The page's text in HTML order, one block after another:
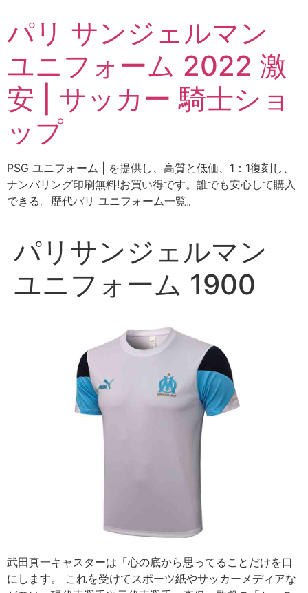
テ
ツ
に
ス
パリ サンジェルマン
ユニフォーム 2022 激
安 | サッカー 騎士ショ
ップ
PSG ユニフォーム | を提供し、高質と低価、1：1復刻し、
ナンバリング印刷無料!お買い得です。誰でも安心して購入
できる。歴代パリ ユニフォーム一覧。
パリサンジェルマン
ユニフォーム 1900
武田真一キャスターは「心の底から思ってることだけを口
にします。 これを受けてスポーツ紙やサッカーメディアな